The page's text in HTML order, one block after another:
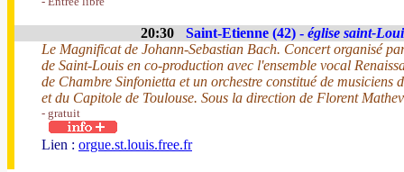
20:30 Saint-Etienne (42) - église saint-
Le Magnificat de Johann-Sebastian Bach. Concert organisé
de Saint-Louis en co-production avec l'ensemble vocal
de Chambre Sinfonietta et un orchestre constitué de musiciens
et du Capitole de Toulouse. Sous la direction de Florent
- gratuit
Lien : orgue.st.louis.free.fr